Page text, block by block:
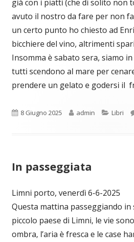
già con i piatti (che di solito non
avuto il nostro da fare per non
un certo punto ho chiesto ad
bicchiere del vino, altrimenti
Insomma è sabato sera, siamo
tutti scendono al mare per
prendere un gelato e godersi il
Pubblicato
8 Giugno 2025 Autore
admin Libri
In passeggiata
Limni porto, venerdì 6-6-2025
Questa mattina passeggiando in
piccolo paese di Limni, le vie
ombra, l’aria è fresca e le case